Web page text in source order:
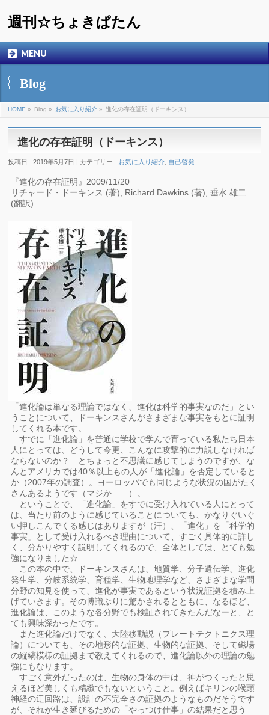
週刊☆ちょきぱたん
MENU
Blog
HOME » Blog » お気に入り紹介 » 進化の存在証明（ドーキンス）
進化の存在証明（ドーキンス）
投稿日 : 2019年5月7日 | カテゴリー : お気に入り紹介 自己啓発
『進化の存在証明』2009/11/20
リチャード・ドーキンス (著), Richard Dawkins (著), 垂水 雄二
(翻訳)
「進化論は単なる理論ではなく、進化は科学的事実なのだ」とい
うことについて、ドーキンスさんがさまざまな事実をもとに証明
してくれる本です。
すでに「進化論」を普通に学校で学んで育っている私たち日本
人にとっては、どうして今更、こんなに攻撃的に力説しなければ
ならないのか？ とちょっと不思議に感じてしまうのですが、な
んとアメリカでは40％以上もの人が「進化論」を否定していると
か（2007年の調査）。ヨーロッパでも同じような状況の国がたく
さんあるようです（マジか……）。
ということで、「進化論」をすでに受け入れている人にとって
は、当たり前のように感じていることについても、かなりぐいぐ
い押しこんでくる感じはありますが（汗）、「進化」を「科学的
事実」として受け入れるべき理由について、すごく具体的に詳し
く、分かりやすく説明してくれるので、全体としては、とても勉
強になりました☆
この本の中で、ドーキンスさんは、地質学、分子遺伝学、進化
発生学、分岐系統学、育種学、生物地理学など、さまざまな学問
分野の知見を使って、進化が事実であるという状況証拠を積み上
げていきます。その博識ぶりに驚かされるとともに、なるほど、
進化論は、このような各分野でも検証されてきたんだなーと、と
ても興味深かったです。
また進化論だけでなく、大陸移動説（プレートテクトニクス理
論）についても、その地形的な証拠、生物的な証拠、そして磁場
の縦縞模様の証拠まで教えてくれるので、進化論以外の理論の勉
強にもなります。
すごく意外だったのは、生物の身体の中は、神がつくったと思
えるほど美しくも精緻でもないということ。例えばキリンの喉頭
神経の迂回路は、設計の不完全さの証拠のようなものだそうです
が、それが生き延びるための「やっつけ仕事」の結果だと思う